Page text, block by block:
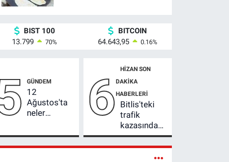
BIST 100
13.799
70%
BITCOIN
64.643,95
0.16%
GÜNDEM
12
Ağustos'ta
neler
Gezegen
hizalanması,
6
HIZAN SON
DAKIKA
HABERLERI
Bitlis'teki
trafik
kazasında
ağır
yaralanan
motosiklet